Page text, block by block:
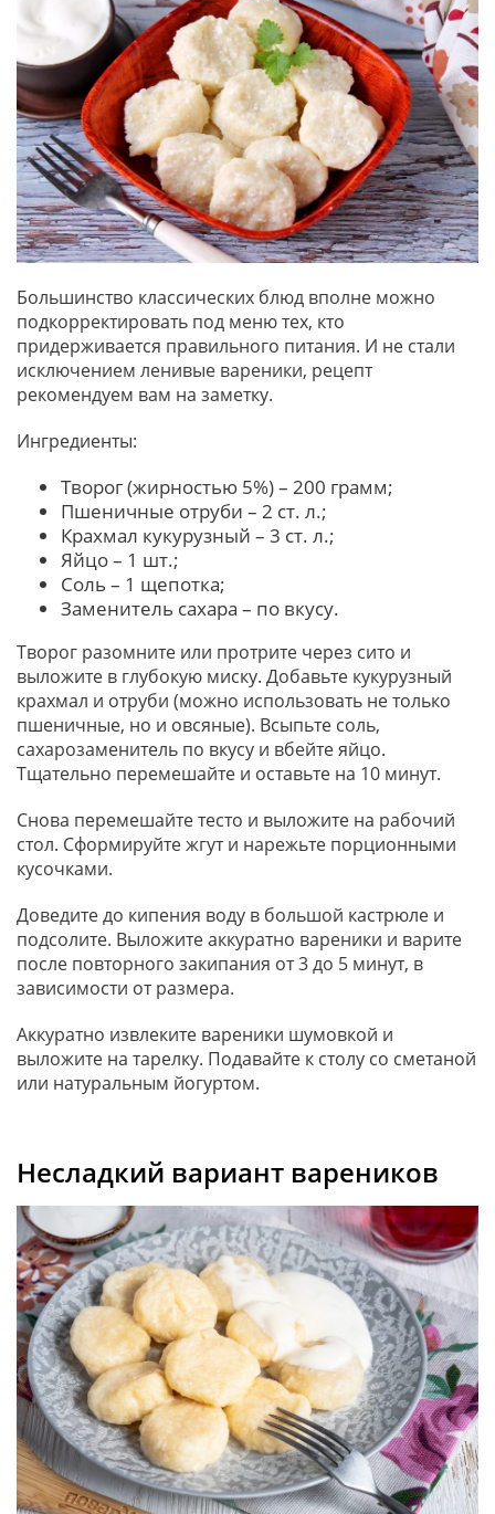
Большинство классических блюд вполне можно
подкорректировать под меню тех, кто
придерживается правильного питания. И не стали
исключением ленивые вареники, рецепт
рекомендуем вам на заметку.
Ингредиенты:
Творог (жирностью 5%) – 200 грамм;
Пшеничные отруби – 2 ст. л.;
Крахмал кукурузный – 3 ст. л.;
Яйцо – 1 шт.;
Соль – 1 щепотка;
Заменитель сахара – по вкусу.
Творог разомните или протрите через сито и
выложите в глубокую миску. Добавьте кукурузный
крахмал и отруби (можно использовать не только
пшеничные, но и овсяные). Всыпьте соль,
сахарозаменитель по вкусу и вбейте яйцо.
Тщательно перемешайте и оставьте на 10 минут.
Снова перемешайте тесто и выложите на рабочий
стол. Сформируйте жгут и нарежьте порционными
кусочками.
Доведите до кипения воду в большой кастрюле и
подсолите. Выложите аккуратно вареники и варите
после повторного закипания от 3 до 5 минут, в
зависимости от размера.
Аккуратно извлеките вареники шумовкой и
выложите на тарелку. Подавайте к столу со сметаной
или натуральным йогуртом.
Несладкий вариант вареников